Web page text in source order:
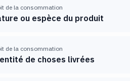
de la consommation
ou espèce du produit
de la consommation
de choses livrées